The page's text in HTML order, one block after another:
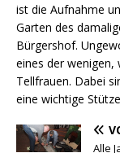
ist die Aufnahme
Garten des
Bürgershof.
eines der wenigen,
Tellfrauen. Dabei
eine wichtige
Alle